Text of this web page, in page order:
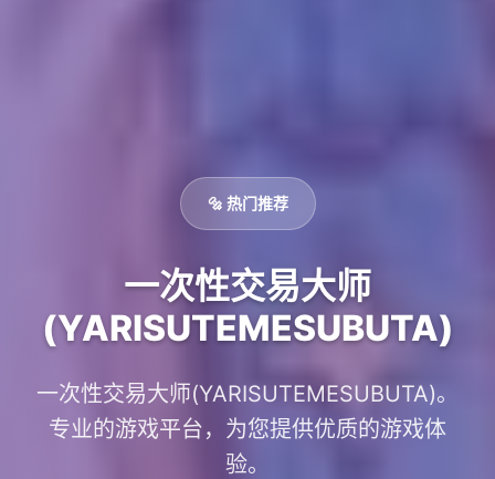
🔩 热门推荐
一次性交易大师
(YARISUTEMESUBUTA)
一次性交易大师(YARISUTEMESUBUTA)。
专业的游戏平台，为您提供优质的游戏体
验。